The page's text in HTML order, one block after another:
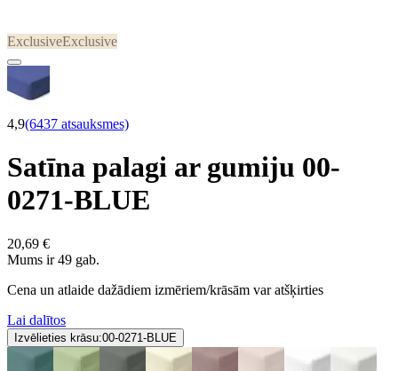
ExclusiveExclusive
4,9(6437 atsauksmes)
Satīna palagi ar gumiju 00-
0271-BLUE
20,69 €
Mums ir 49 gab.
Cena un atlaide dažādiem izmēriem/krāsām var atšķirties
Lai dalītos
Izvēlieties krāsu:00-0271-BLUE